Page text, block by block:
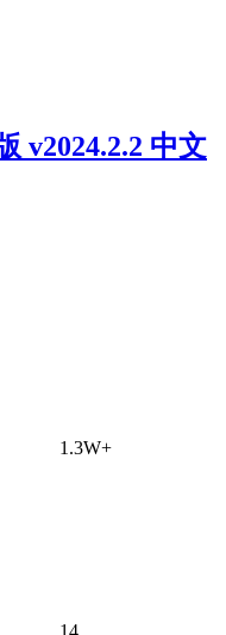
v2024.2.2 中文
1.3W+